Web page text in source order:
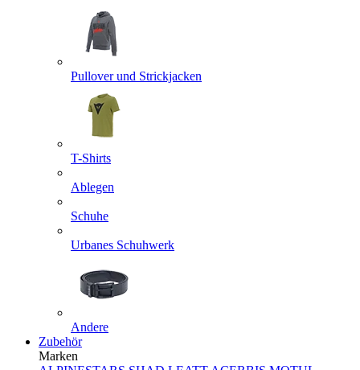
Pullover und Strickjacken
T-Shirts
Ablegen
Schuhe
Urbanes Schuhwerk
Andere
Zubehör
Marken